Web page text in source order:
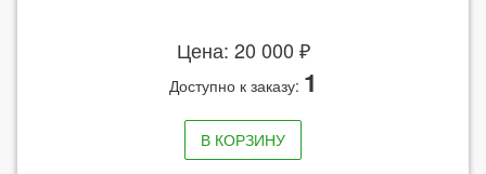
Цена: 20 000 ₽
Доступно к заказу: 1
В КОРЗИНУ